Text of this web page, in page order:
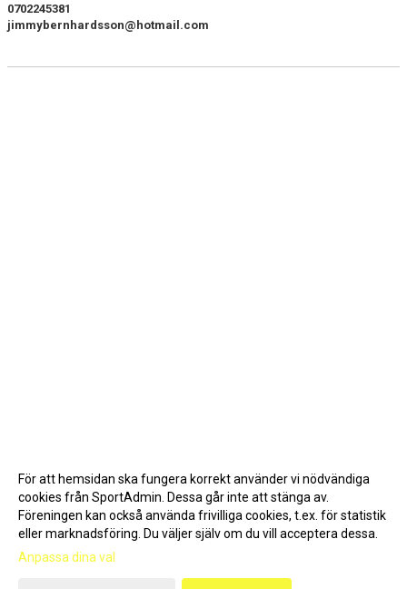
0702245381
jimmybernhardsson@hotmail.com
Gå till Webbversion
För att hemsidan ska fungera korrekt använder vi nödvändiga
cookies från SportAdmin. Dessa går inte att stänga av.
Föreningen kan också använda frivilliga cookies, t.ex. för statistik
eller marknadsföring. Du väljer själv om du vill acceptera dessa.
Anpassa dina val